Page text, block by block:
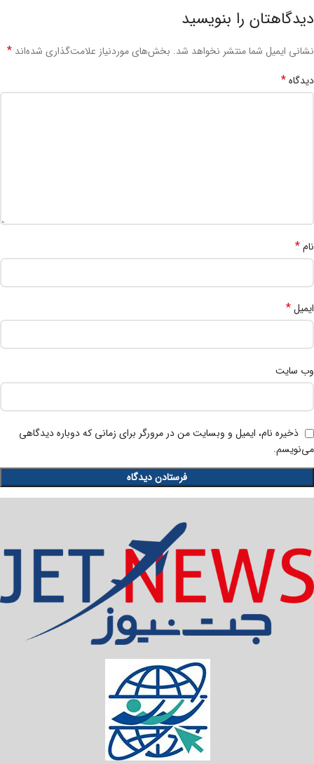
دیدگاهتان را بنویسید
نشانی ایمیل شما منتشر نخواهد شد. بخش‌های موردنیاز علامت‌گذاری شده‌اند *
دیدگاه*
نام*
ایمیل*
وب‌ سایت
ذخیره نام، ایمیل و وبسایت من در مرورگر برای زمانی که دوباره دیدگاهی
می‌نویسم.